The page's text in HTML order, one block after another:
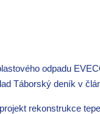
odpadu
Táborský deník v
rekonstrukce